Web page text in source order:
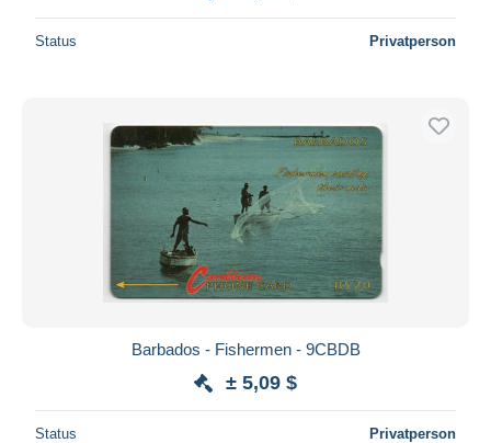
Status Privatperson
Barbados - Fishermen - 9CBDB
± 5,09 $
Status Privatperson